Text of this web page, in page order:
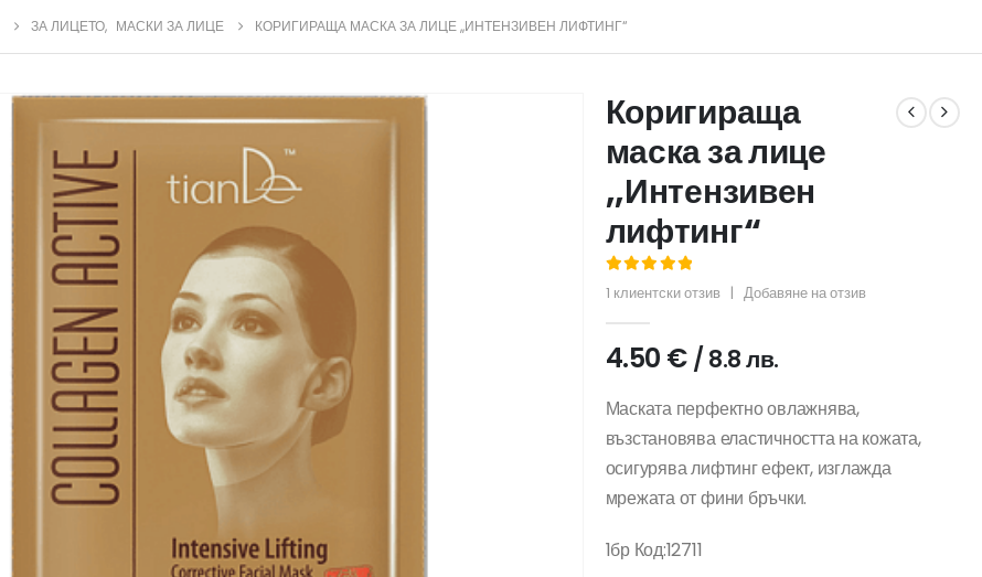
ЗА ЛИЦЕТО, МАСКИ ЗА ЛИЦЕ КОРИГИРАЩА МАСКА ЗА ЛИЦЕ ,,ИНТЕНЗИВЕН ЛИФТИНГ“
Коригираща
маска за лице
,,Интензивен
лифтинг“
5.00 out of 5
1 клиентски отзив | Добавяне на отзив
4.50 € / 8.8 лв.
Маската перфектно овлажнява,
възстановява еластичността на кожата,
осигурява лифтинг ефект, изглажда
мрежата от фини бръчки.
1бр Код:12711